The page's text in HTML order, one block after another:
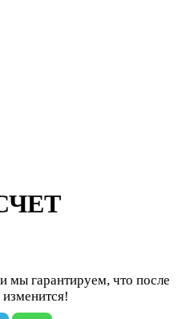
мы гарантируем, что после